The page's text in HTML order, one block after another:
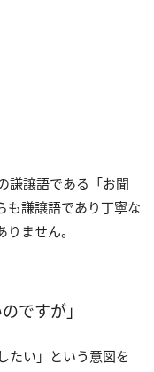
謙譲語である「お聞
も謙譲語であり丁寧な
ません。
ですが」
たい」という意図を